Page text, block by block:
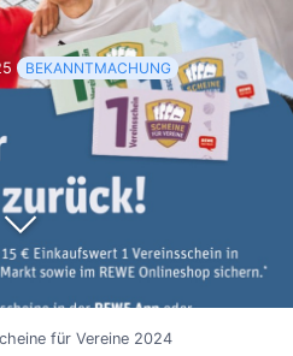
BEKANNTMACHUNG
für Vereine 2024